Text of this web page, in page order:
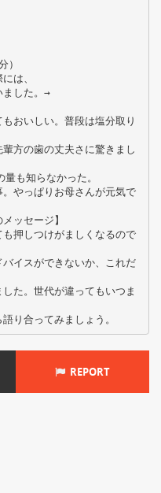
）
は、
ました。→
おいしい。普段は塩分取り
方の歯の丈夫さに驚きまし
も知らなかった。
やっぱりお母さんが元気で
ッセージ】
押しつけがましくなるので
イスができないか、これだ
た。世代が違ってもいつま
REPORT